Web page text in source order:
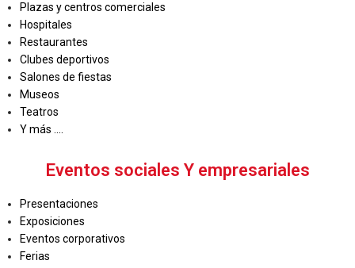
Plazas y centros comerciales
Hospitales
Restaurantes
Clubes deportivos
Salones de fiestas
Museos
Teatros
Y más ....
Eventos sociales Y empresariales
Presentaciones
Exposiciones
Eventos corporativos
Ferias